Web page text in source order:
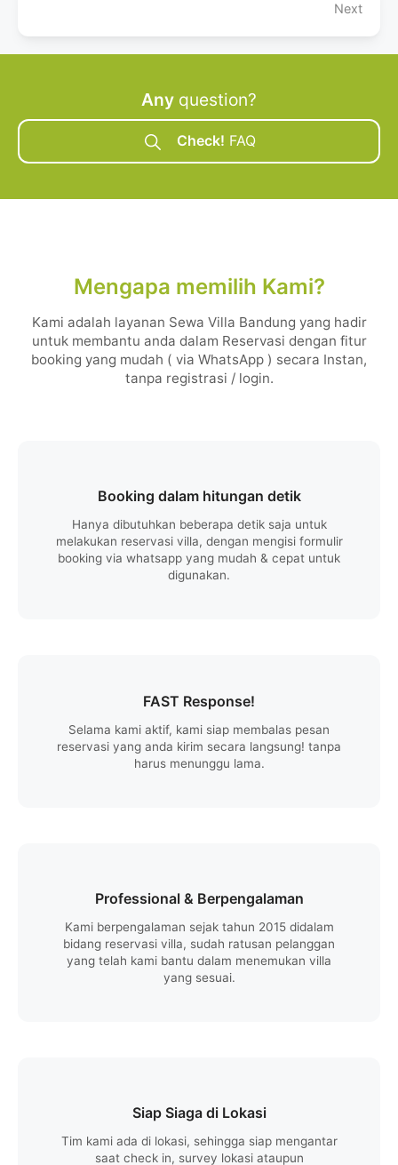
Next
Any question?
Check! FAQ
Mengapa memilih Kami?
Kami adalah layanan Sewa Villa Bandung yang hadir
untuk membantu anda dalam Reservasi dengan fitur
booking yang mudah ( via WhatsApp ) secara Instan,
tanpa registrasi / login.
Booking dalam hitungan detik
Hanya dibutuhkan beberapa detik saja untuk
melakukan reservasi villa, dengan mengisi formulir
booking via whatsapp yang mudah & cepat untuk
digunakan.
FAST Response!
Selama kami aktif, kami siap membalas pesan
reservasi yang anda kirim secara langsung! tanpa
harus menunggu lama.
Professional & Berpengalaman
Kami berpengalaman sejak tahun 2015 didalam
bidang reservasi villa, sudah ratusan pelanggan
yang telah kami bantu dalam menemukan villa
yang sesuai.
Siap Siaga di Lokasi
Tim kami ada di lokasi, sehingga siap mengantar
saat check in, survey lokasi ataupun